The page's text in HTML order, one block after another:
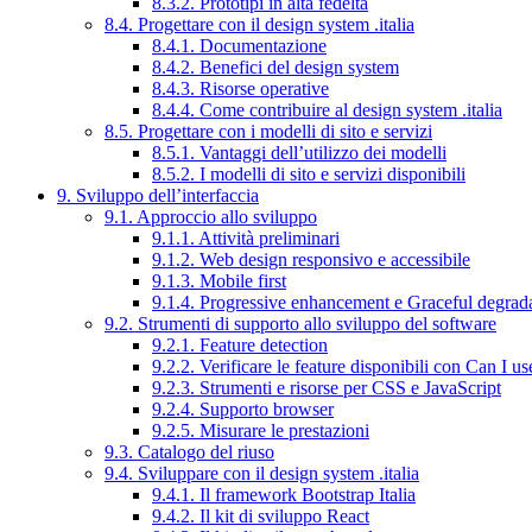
8.4. Progettare con il design system .italia
8.4.1. Documentazione
8.4.2. Benefici del design system
8.4.3. Risorse operative
8.4.4. Come contribuire al design system .italia
8.5. Progettare con i modelli di sito e servizi
8.5.1. Vantaggi dell’utilizzo dei modelli
8.5.2. I modelli di sito e servizi disponibili
9. Sviluppo dell’interfaccia
9.1. Approccio allo sviluppo
9.1.1. Attività preliminari
9.1.2. Web design responsivo e accessibile
9.1.3. Mobile first
9.1.4. Progressive enhancement e Graceful
9.2. Strumenti di supporto allo sviluppo del software
9.2.1. Feature detection
9.2.2. Verificare le feature disponibili con Can I
9.2.3. Strumenti e risorse per CSS e JavaScript
9.2.4. Supporto browser
9.2.5. Misurare le prestazioni
9.3. Catalogo del riuso
9.4. Sviluppare con il design system .italia
9.4.1. Il framework Bootstrap Italia
9.4.2. Il kit di sviluppo React